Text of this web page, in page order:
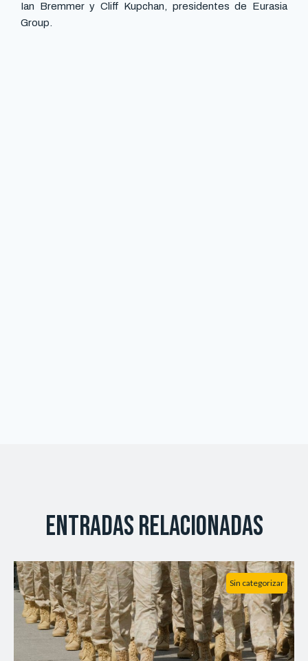
Ian Bremmer y Cliff Kupchan, presidentes de Eurasia
Group.
Entradas relacionadas
Sin categorizar